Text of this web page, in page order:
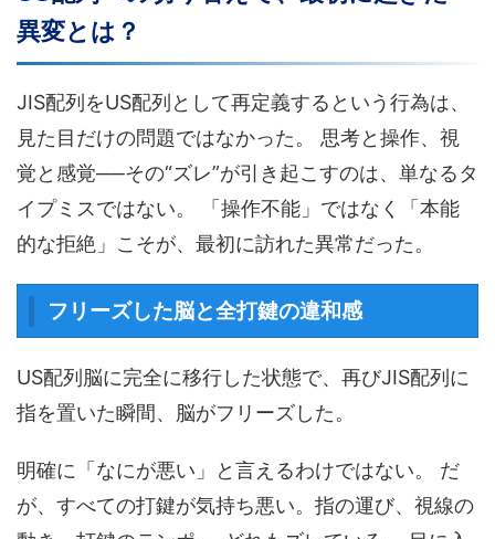
異変とは？
JIS配列をUS配列として再定義するという行為は、
見た目だけの問題ではなかった。 思考と操作、視
覚と感覚──その“ズレ”が引き起こすのは、単なるタ
イプミスではない。 「操作不能」ではなく「本能
的な拒絶」こそが、最初に訪れた異常だった。
フリーズした脳と全打鍵の違和感
US配列脳に完全に移行した状態で、再びJIS配列に
指を置いた瞬間、脳がフリーズした。
明確に「なにが悪い」と言えるわけではない。 だ
が、すべての打鍵が気持ち悪い。指の運び、視線の